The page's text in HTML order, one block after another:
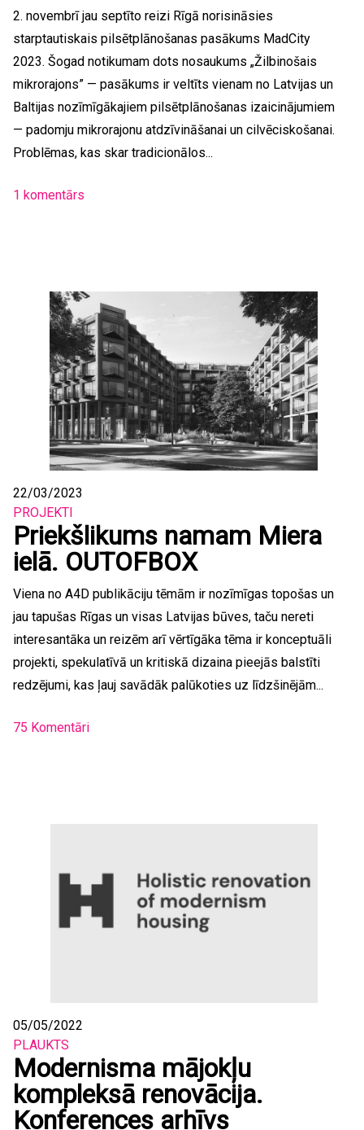
2. novembrī jau septīto reizi Rīgā norisināsies
starptautiskais pilsētplānošanas pasākums MadCity
2023. Šogad notikumam dots nosaukums „Žilbinošais
mikrorajons” — pasākums ir veltīts vienam no Latvijas un
Baltijas nozīmīgākajiem pilsētplānošanas izaicinājumiem
— padomju mikrorajonu atdzīvināšanai un cilvēciskošanai.
Problēmas, kas skar tradicionālos...
1 komentārs
22/03/2023
PROJEKTI
Priekšlikums namam Miera
ielā. OUTOFBOX
Viena no A4D publikāciju tēmām ir nozīmīgas topošas un
jau tapušas Rīgas un visas Latvijas būves, taču nereti
interesantāka un reizēm arī vērtīgāka tēma ir konceptuāli
projekti, spekulatīvā un kritiskā dizaina pieejās balstīti
redzējumi, kas ļauj savādāk palūkoties uz līdzšinējām...
75 Komentāri
05/05/2022
PLAUKTS
Modernisma mājokļu
kompleksā renovācija.
Konferences arhīvs